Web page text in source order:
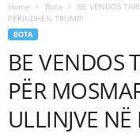
Home Bota
BE VENDOS
PERIUDHËN TRUMP!
BOTA
BE VENDOS
PËR
ULLINJVE